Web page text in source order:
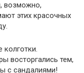
возможно,
этих красочных
колготки.
восторгались тем,
с сандалиями!